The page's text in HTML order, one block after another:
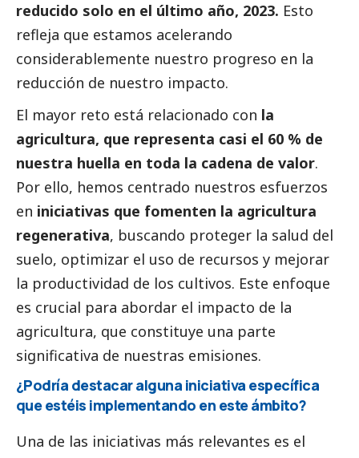
reducido solo en el último año, 2023. Esto
refleja que estamos acelerando
considerablemente nuestro progreso en la
reducción de nuestro impacto.
El mayor reto está relacionado con la
agricultura, que representa casi el 60 % de
nuestra huella en toda la cadena de valor.
Por ello, hemos centrado nuestros esfuerzos
en iniciativas que fomenten la agricultura
regenerativa, buscando proteger la salud del
suelo, optimizar el uso de recursos y mejorar
la productividad de los cultivos. Este enfoque
es crucial para abordar el impacto de la
agricultura, que constituye una parte
significativa de nuestras emisiones.
¿Podría destacar alguna iniciativa específica
que estéis implementando en este ámbito?
Una de las iniciativas más relevantes es el